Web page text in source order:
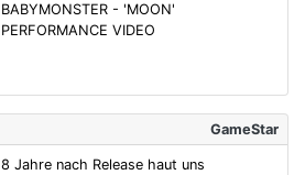
BABYMONSTER - 'MOON'
PERFORMANCE VIDEO
GameStar
8 Jahre nach Release haut uns